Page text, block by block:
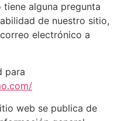
alguna pregunta
de nuestro sitio,
electrónico a
para
web se publica de